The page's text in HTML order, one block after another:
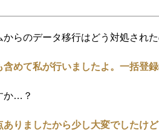
からのデータ移行はどう対処され
めて私が行いましたよ。一括登録
か…？
りましたから少し大変でしたけ